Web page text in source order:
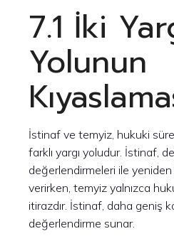
7.1 İki
Yolunun
İstinaf ve temyiz, hukuki
farklı yargı yoludur. İstinaf,
değerlendirmeleri ile yeniden
verirken, temyiz yalnızca
itirazdır. İstinaf, daha geniş
değerlendirme sunar.